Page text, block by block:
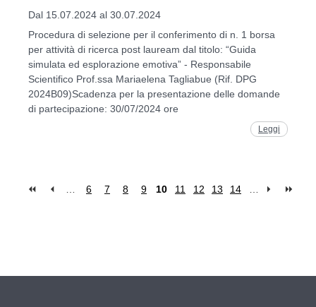
Dal 15.07.2024 al 30.07.2024
Procedura di selezione per il conferimento di n. 1 borsa
per attività di ricerca post lauream dal titolo: “Guida
simulata ed esplorazione emotiva” - Responsabile
Scientifico Prof.ssa Mariaelena Tagliabue (Rif. DPG
2024B09)Scadenza per la presentazione delle domande
di partecipazione: 30/07/2024 ore
Leggi
6 7 8 9 10 11 12 13 14